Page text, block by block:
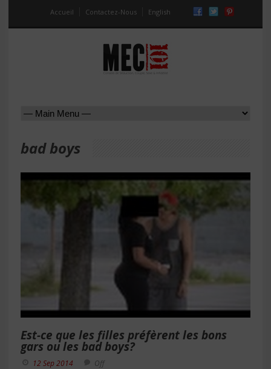
Accueil Contactez-Nous English
bad boys
Est-ce que les filles préfèrent les bons
gars ou les bad boys?
12 Sep 2014
Off